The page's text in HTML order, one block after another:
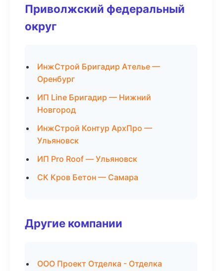
Приволжский федеральный
округ
ИнжСтрой Бригадир Ателье —
Оренбург
ИП Line Бригадир — Нижний
Новгород
ИнжСтрой Контур АрхПро —
Ульяновск
ИП Pro Roof — Ульяновск
СК Кров Бетон — Самара
Другие компании
ООО Проект Отделка - Отделка